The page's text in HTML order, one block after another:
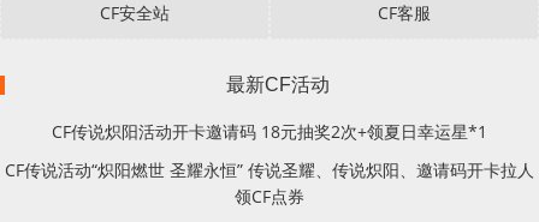
CF安全站 CF客服
最新CF活动
CF传说炽阳活动开卡邀请码 18元抽奖2次+领夏日幸运星*1
CF传说活动“炽阳燃世 圣耀永恒” 传说圣耀、传说炽阳、邀请码开卡拉人
领CF点券